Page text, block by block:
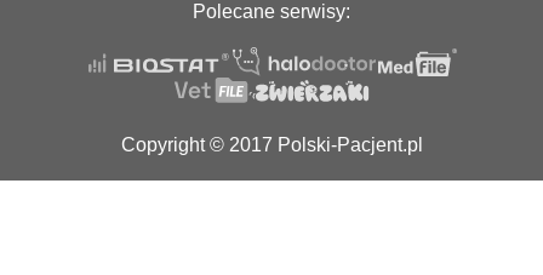
Polecane serwisy:
Copyright © 2017 Polski-Pacjent.pl